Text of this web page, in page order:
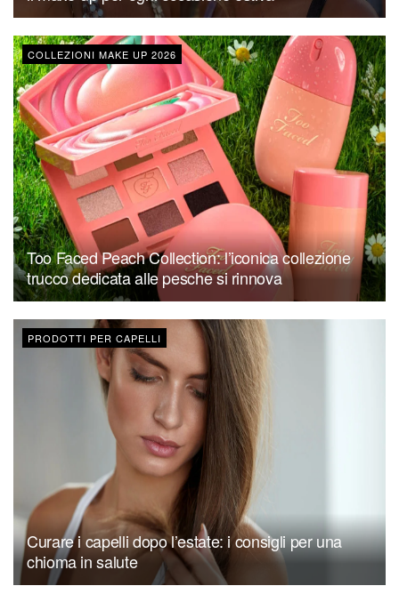
COLLEZIONI MAKE UP 2026
Too Faced Peach Collection: l’iconica collezione
trucco dedicata alle pesche si rinnova
PRODOTTI PER CAPELLI
Curare i capelli dopo l’estate: i consigli per una
chioma in salute